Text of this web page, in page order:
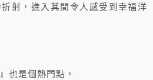
射，進入其間令人感受到幸福洋
』也是個熱門點，